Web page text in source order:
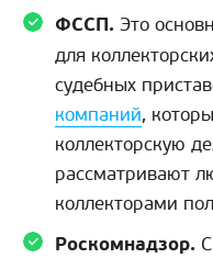
ФССП. Это
для
судебных
компаний,
коллекторскую
рассматривают
коллекторами
Роскомнадзор.